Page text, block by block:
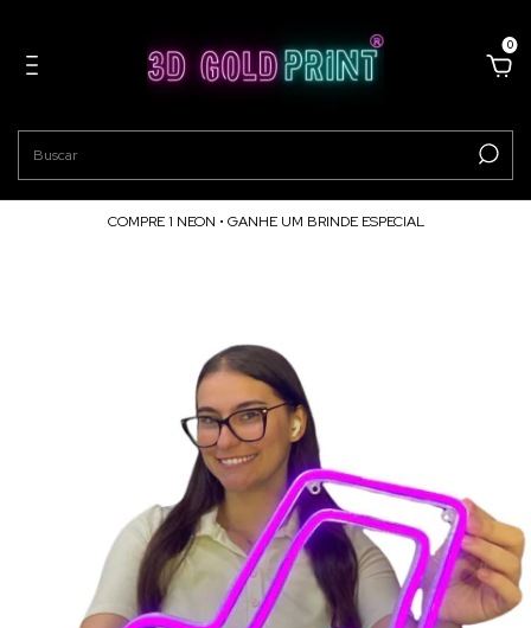
0
COMPRE 1 NEON • GANHE UM BRINDE ESPECIAL